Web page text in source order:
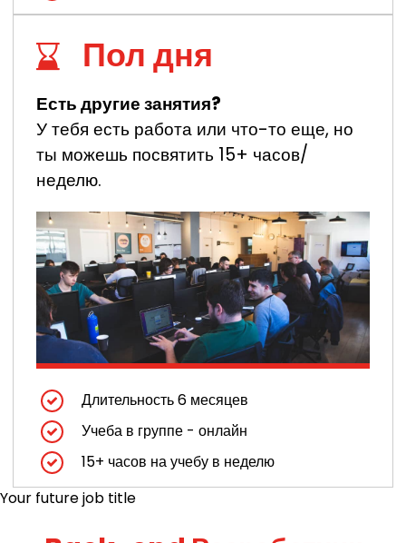
Пол дня
Есть другие занятия?
У тебя есть работа или что-то еще, но
ты можешь посвятить 15+ часов/
неделю.
Длительность 6 месяцев
Учеба в группе - онлайн
15+ часов на учебу в неделю
Your future job title